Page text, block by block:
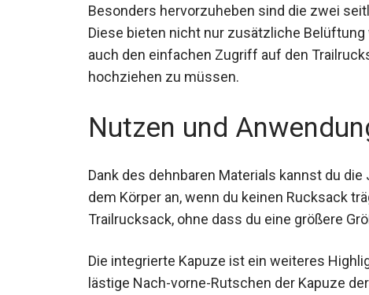
Besonders hervorzuheben sind die zwei
Diese bieten nicht nur zusätzliche
auch den einfachen Zugriff auf den
hochziehen zu müssen.
Nutzen und
Dank des dehnbaren Materials kannst du
dem Körper an, wenn du keinen Rucksack
Trailrucksack, ohne dass du eine größere
Die integrierte Kapuze ist ein weiteres
lästige Nach-vorne-Rutschen der Kapuze